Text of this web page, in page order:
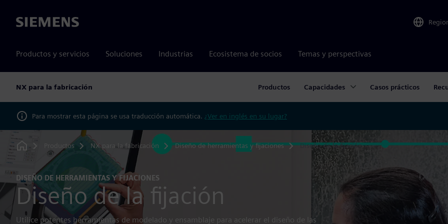
Siemens
Productos y servicios Soluciones Industrias Ecosistema de socios Temas y perspectivas
NX para la fabricación Productos Capacidades Casos prácticos
Para mostrar esta página se usa traducción automática. ¿Ver en inglés en su lugar?
Home
Productos NX para la fabricación Diseño de herramientas y fijaciones Diseño de la fijación
DISEÑO DE HERRAMIENTAS Y FIJACIONES
Diseño de la fijación
Utilice potentes herramientas de modelado y ensamblaje para acelerar el diseño de las